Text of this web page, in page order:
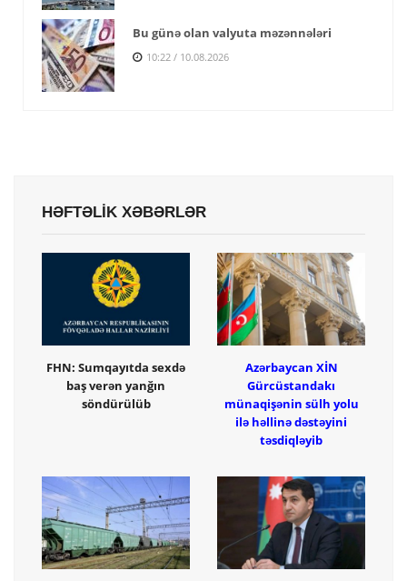
Bu günə olan valyuta məzənnələri
10:22 / 10.08.2026
HƏFTƏLİK XƏBƏRLƏR
FHN: Sumqayıtda sexdə
baş verən yanğın
söndürülüb
Azərbaycan XİN
Gürcüstandakı
münaqişənin sülh yolu
ilə həllinə dəstəyini
təsdiqləyib